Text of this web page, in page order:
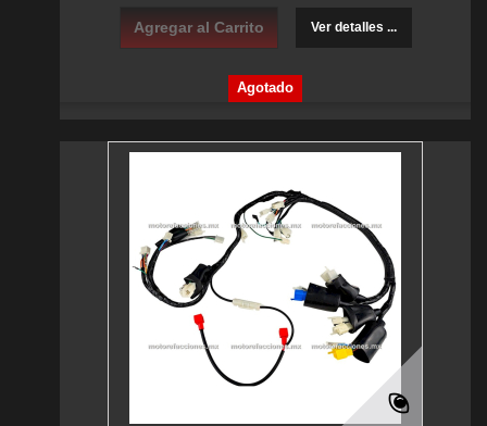
Agregar al Carrito Ver detalles ...
Agotado